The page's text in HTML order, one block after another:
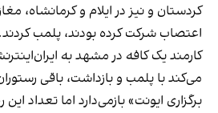
کردستان و نیز در ایلام و کرمانشاه،
اعتصاب شرکت کرده بودند، پلمب
کارمند یک کافه در مشهد به
می‌کند با پلمب و بازداشت، باقی
برگزاری ایونت» بازمی‌دارد اما تعداد